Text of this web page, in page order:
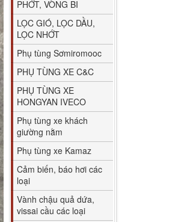
PHỚT, VÒNG BI
LỌC GIÓ, LỌC DẦU,
LỌC NHỚT
Phụ tùng Sơmiromooc
PHỤ TÙNG XE C&C
PHỤ TÙNG XE
HONGYAN IVECO
Phụ tùng xe khách
giường nằm
Phụ tùng xe Kamaz
Cảm biến, báo hơi các
loại
Vành chậu quả dứa,
vissai cầu các loại